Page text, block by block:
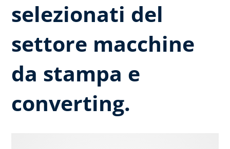
selezionati del
settore macchine
da stampa e
converting.